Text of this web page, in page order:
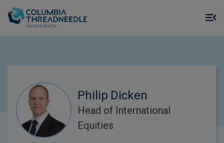
Philip Dicken
Head of International
Equities